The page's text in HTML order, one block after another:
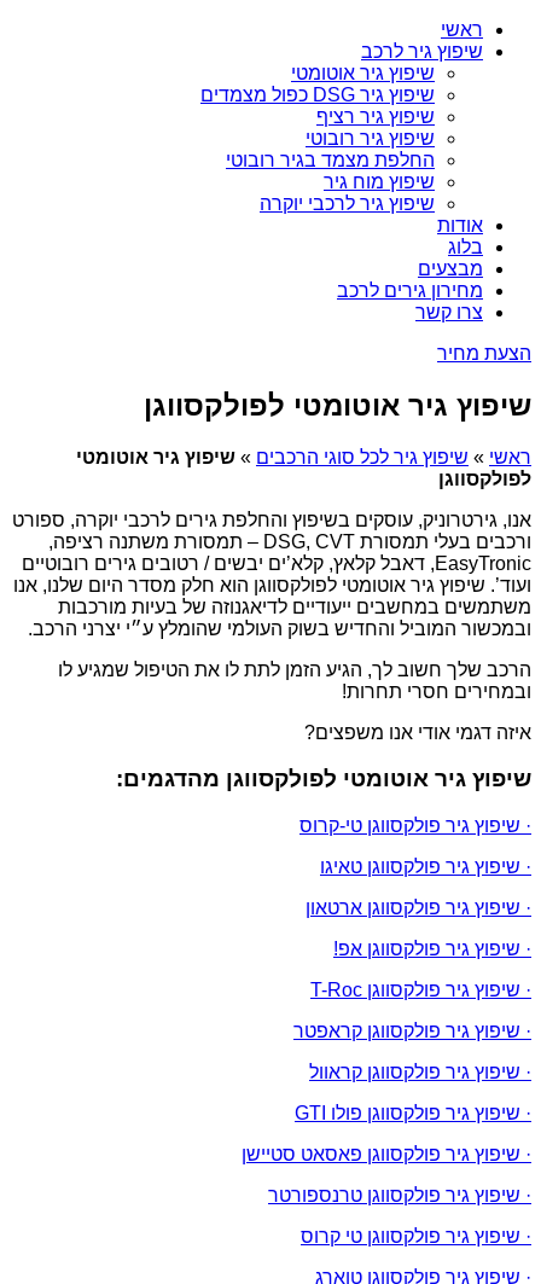
ראשי
שיפוץ גיר לרכב
שיפוץ גיר אוטומטי
שיפוץ גיר DSG כפול מצמדים
שיפוץ גיר רציף
שיפוץ גיר רובוטי
החלפת מצמד בגיר רובוטי
שיפוץ מוח גיר
שיפוץ גיר לרכבי יוקרה
אודות
בלוג
מבצעים
מחירון גירים לרכב
צרו קשר
הצעת מחיר
שיפוץ גיר אוטומטי לפולקסווגן
ראשי » שיפוץ גיר לכל סוגי הרכבים » שיפוץ גיר אוטומטי
לפולקסווגן
אנו, גירטרוניק, עוסקים בשיפוץ והחלפת גירים לרכבי יוקרה, ספורט
ורכבים בעלי תמסורת DSG, CVT – תמסורת משתנה רציפה,
EasyTronic, דאבל קלאץ, קלא’ים יבשים / רטובים גירים רובוטיים
ועוד’. שיפוץ גיר אוטומטי לפולקסווגן הוא חלק מסדר היום שלנו, אנו
משתמשים במחשבים ייעודיים לדיאגנוזה של בעיות מורכבות
ובמכשור המוביל והחדיש בשוק העולמי שהומלץ ע״י יצרני הרכב.
הרכב שלך חשוב לך, הגיע הזמן לתת לו את הטיפול שמגיע לו
ובמחירים חסרי תחרות!
איזה דגמי אודי אנו משפצים?
שיפוץ גיר אוטומטי לפולקסווגן מהדגמים:
· שיפוץ גיר פולקסווגן טי-קרוס
· שיפוץ גיר פולקסווגן טאיגו
· שיפוץ גיר פולקסווגן ארטאון
· שיפוץ גיר פולקסווגן אפ!
· שיפוץ גיר פולקסווגן T-Roc
· שיפוץ גיר פולקסווגן קראפטר
· שיפוץ גיר פולקסווגן קראוול
· שיפוץ גיר פולקסווגן פולו GTI
· שיפוץ גיר פולקסווגן פאסאט סטיישן
· שיפוץ גיר פולקסווגן טרנספורטר
· שיפוץ גיר פולקסווגן טי קרוס
· שיפוץ גיר פולקסווגן טוארג